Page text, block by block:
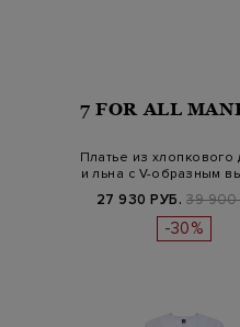
7 FOR ALL
Платье из хлопкового
и льна с V-образным
27 930 РУБ. 39 900
-30%